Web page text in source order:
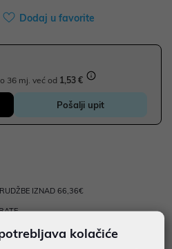
Dodaj u favorite
36 mj. već od 1,53 €
Pošalji upit
IZNAD 66,36€
kolačiće